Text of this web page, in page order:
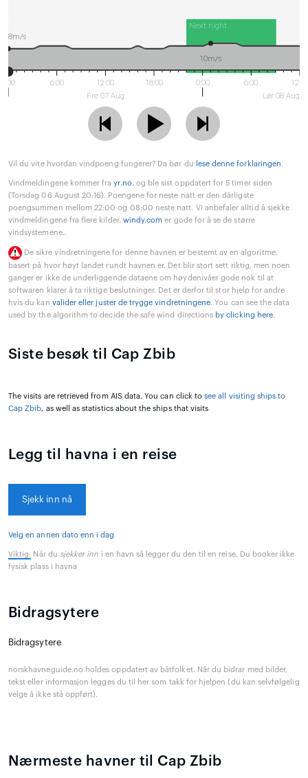
Next night
0:00 6:00
12:00
Fre 07 Aug
18:00 0:00 6:00
Lør 08 Aug
10m/s
8m/s
Vil du vite hvordan vindpoeng fungerer? Da bør du lese denne forklaringen.
Vindmeldingene kommer frayr.no, og ble sist oppdatert for 5 timer siden
(Torsdag 06 August 20:16). Poengene for neste natt er den dårligste
poengsummen mellom 22:00 og 08:00 neste natt. Vi anbefaler alltid å sjekke
vindmeldingene fra flere kilder. windy.com er gode for å se de større
vindsystemene..
De sikre vindretningene for denne havnen er bestemt av en algoritme,
basert på hvor høyt landet rundt havnen er. Det blir stort sett riktig, men noen
ganger er ikke de underliggende dataene om høydenivåer gode nok til at
softwaren klarer å ta riktige beslutninger. Det er derfor til stor hjelp for andre
hvis du kan valider eller juster de trygge vindretningene. You can see the data
used by the algorithm to decide the safe wind directions by clicking here.
Siste besøk til Cap Zbib
The visits are retrieved from AIS data. You can click tosee all visiting ships to
Cap Zbib, as well as statistics about the ships that visits
Legg til havna i en reise
Sjekk inn nå
Velg en annen dato enn i dag
Viktig: Når du sjekker inn i en havn så legger du den til en reise. Du booker ikke
fysisk plass i havna
Bidragsytere
Bidragsytere
norskhavneguide.no holdes oppdatert av båtfolket. Når du bidrar med bilder,
tekst eller informasjon legges du til her som takk for hjelpen (du kan selvfølgelig
velge å ikke stå oppført).
Nærmeste havner til Cap Zbib